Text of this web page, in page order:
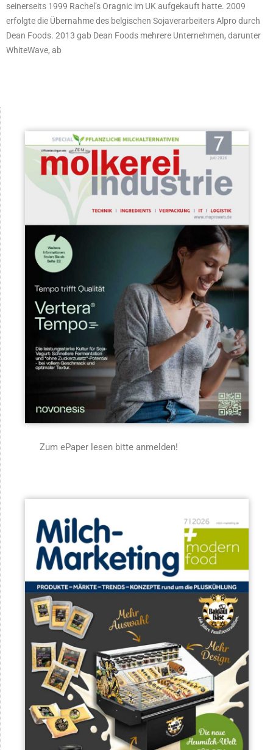
seinerseits 1999 Rachel’s Oragnic im UK aufgekauft hatte. 2009
erfolgte die Übernahme des belgischen Sojaverarbeiters Alpro durch
Dean Foods. 2013 gab Dean Foods mehrere Unternehmen, darunter
WhiteWave, ab
Zum ePaper lesen bitte anmelden!